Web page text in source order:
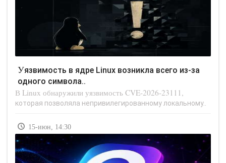
Уязвимость в ядре Linux возникла всего из-за
одного символа..
В Linux обнаружили уязвимость CVE-2026-23111,
которая позволяла непривилегированному локальному..
15-июн, 14:30